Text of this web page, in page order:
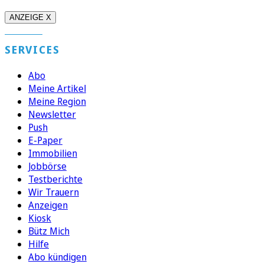
ANZEIGE X
SERVICES
Abo
Meine Artikel
Meine Region
Newsletter
Push
E-Paper
Immobilien
Jobbörse
Testberichte
Wir Trauern
Anzeigen
Kiosk
Bütz Mich
Hilfe
Abo kündigen